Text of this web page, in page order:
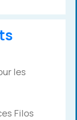
les
Filos